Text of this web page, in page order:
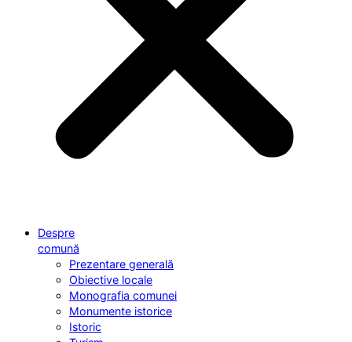
Despre
comună
Prezentare generală
Obiective locale
Monografia comunei
Monumente istorice
Istoric